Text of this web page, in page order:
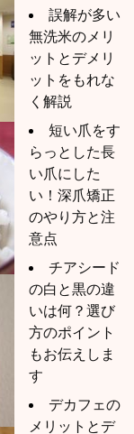
誤解が多い
無洗米のメリ
ットとデメリ
ットをもれな
く解説
短い爪をす
らっとした長
い爪にした
い！深爪矯正
のやり方と注
意点
チアシード
の白と黒の違
いは何？選び
方のポイント
もお伝えしま
す
デカフェの
メリットとデ